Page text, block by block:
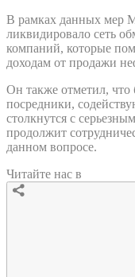
В рамках данных мер
ликвидировало сеть
компаний, которые
доходам от продажи
Он также отметил,
посредники,
столкнутся с
продолжит
данном вопросе.
Читайте нас в